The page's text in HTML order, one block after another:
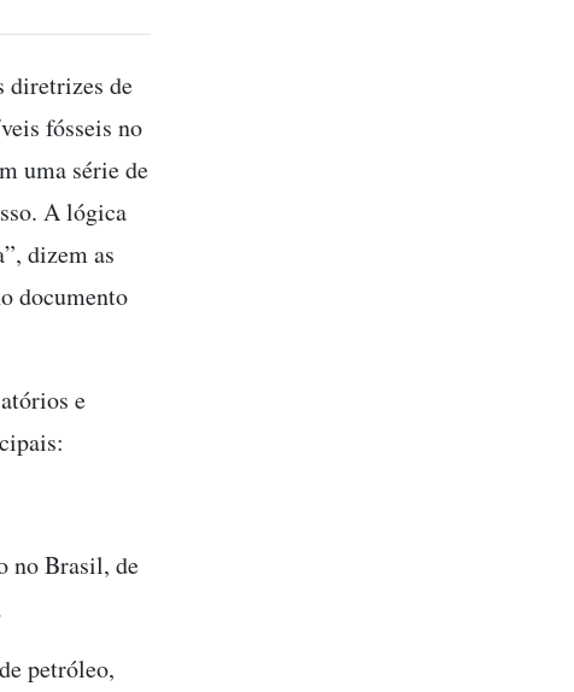
diretrizes de
fósseis no
uma série de
A lógica
dizem as
documento
e
no Brasil, de
petróleo,